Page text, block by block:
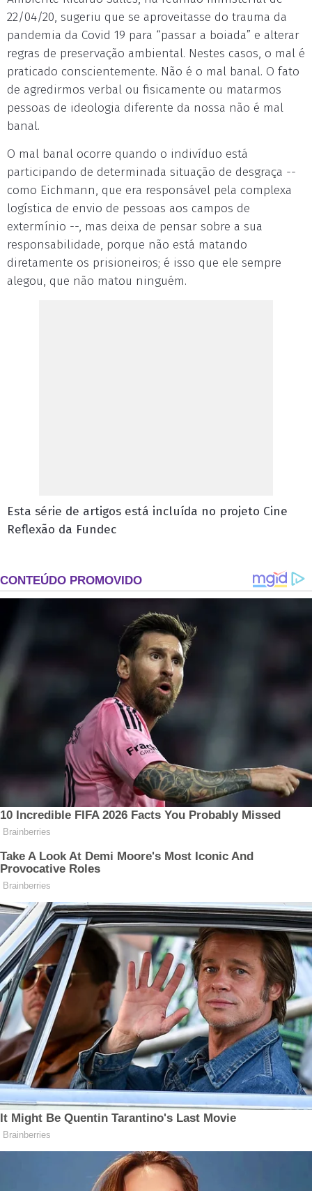
22/04/20, sugeriu que se aproveitasse do trauma da
pandemia da Covid 19 para “passar a boiada” e alterar
regras de preservação ambiental. Nestes casos, o mal é
praticado conscientemente. Não é o mal banal. O fato
de agredirmos verbal ou fisicamente ou matarmos
pessoas de ideologia diferente da nossa não é mal
banal.
O mal banal ocorre quando o indivíduo está
participando de determinada situação de desgraça --
como Eichmann, que era responsável pela complexa
logística de envio de pessoas aos campos de
extermínio --, mas deixa de pensar sobre a sua
responsabilidade, porque não está matando
diretamente os prisioneiros; é isso que ele sempre
alegou, que não matou ninguém.
Esta série de artigos está incluída no projeto Cine
Reflexão da Fundec